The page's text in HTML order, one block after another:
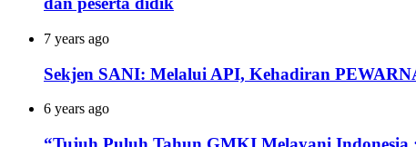
7 years ago
Sekjen SANI: Melalui API, Kehadiran
6 years ago